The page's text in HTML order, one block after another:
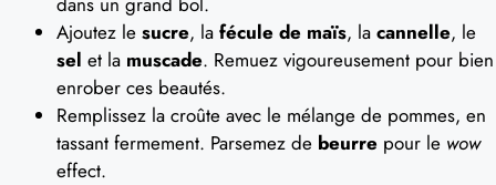
Ajoutez le sucre, la fécule de maïs, la cannelle, le
sel et la muscade. Remuez vigoureusement pour bien
enrober ces beautés.
Remplissez la croûte avec le mélange de pommes, en
tassant fermement. Parsemez de beurre pour le wow
effect.